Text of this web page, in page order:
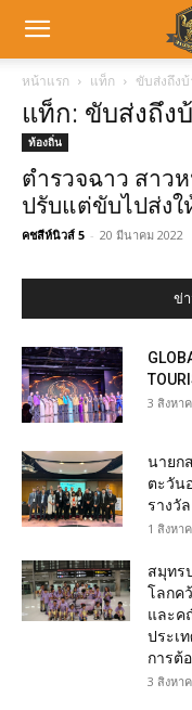
หน้าแรก แท็ก ขับส่งถึง
แท็ก: ขับส่งถึง
ท้องถิ่น
ตำรวจฉาว สาว
ปรับแต่ขับไปส่งใ
คชสีห์นิวส์ 5 - 20 มีนาคม 2022
ข่
3 สิงหา
นายก
ตะวัน
รางวั
1 สิงหา
สมุทร
โลกค
และค
ประเ
การต้
3 สิงหา